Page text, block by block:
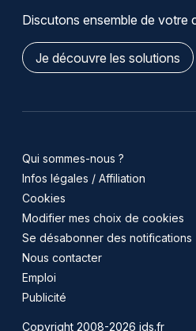
Discutons ensemble de votre
Je découvre les solutions
Qui sommes-nous ?
Infos légales / Affiliation
Cookies
Modifier mes choix de cookies
Se désabonner des notifications
Nous contacter
Emploi
Publicité
Copyright 2008-2026 jds.fr